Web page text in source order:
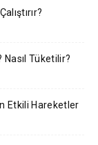
Nasıl Tüketilir?
Etkili Hareketler